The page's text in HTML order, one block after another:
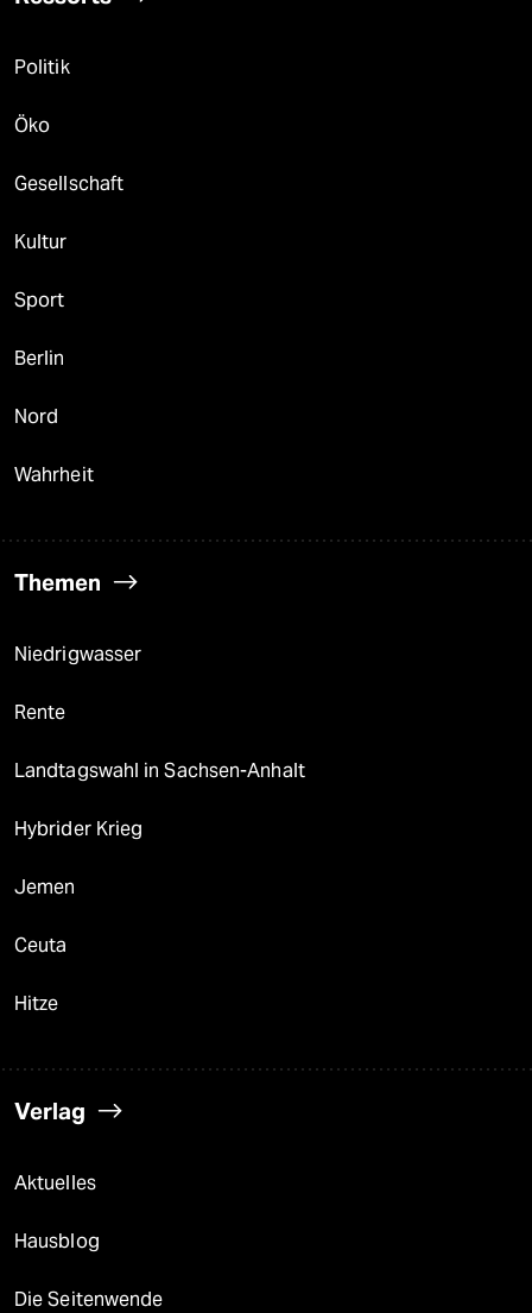
Politik
Öko
Gesellschaft
Kultur
Sport
Berlin
Nord
Wahrheit
Themen
Niedrigwasser
Rente
Landtagswahl in Sachsen-Anhalt
Hybrider Krieg
Jemen
Ceuta
Hitze
Verlag
Aktuelles
Hausblog
Die Seitenwende